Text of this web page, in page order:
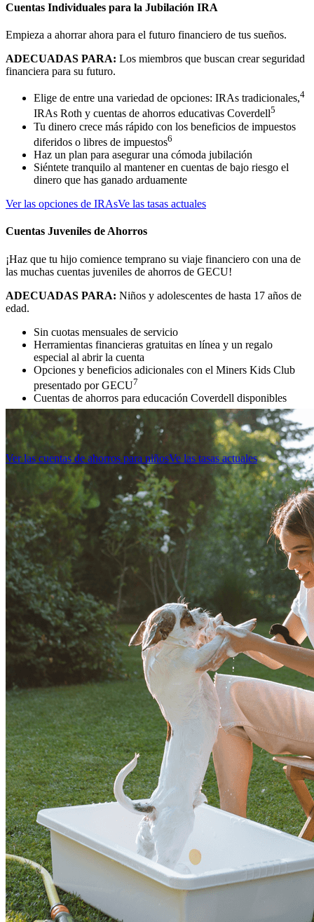
Cuentas Individuales para la Jubilación IRA
Empieza a ahorrar ahora para el futuro financiero de tus sueños.
ADECUADAS PARA: Los miembros que buscan crear seguridad
financiera para su futuro.
Elige de entre una variedad de opciones: IRAs tradicionales,4
IRAs Roth y cuentas de ahorros educativas Coverdell5
Tu dinero crece más rápido con los beneficios de impuestos
diferidos o libres de impuestos6
Haz un plan para asegurar una cómoda jubilación
Siéntete tranquilo al mantener en cuentas de bajo riesgo el
dinero que has ganado arduamente
Ver las opciones de IRAsVe las tasas actuales
Cuentas Juveniles de Ahorros
¡Haz que tu hijo comience temprano su viaje financiero con una de
las muchas cuentas juveniles de ahorros de GECU!
ADECUADAS PARA: Niños y adolescentes de hasta 17 años de
edad.
Sin cuotas mensuales de servicio
Herramientas financieras gratuitas en línea y un regalo
especial al abrir la cuenta
Opciones y beneficios adicionales con el Miners Kids Club
presentado por GECU7
Cuentas de ahorros para educación Coverdell disponibles
Ver las cuentas de ahorros para niñosVe las tasas actuales